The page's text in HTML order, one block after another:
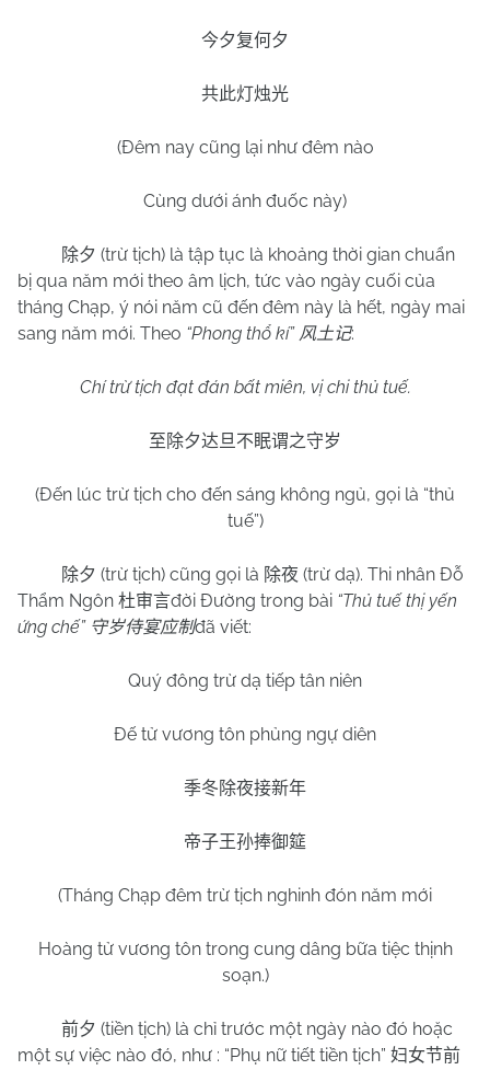
今夕复何夕
共此灯烛光
(Đêm nay cũng lại như đêm nào
Cùng dưới ánh đuốc này)
除夕 (trừ tịch) là tập tục là khoảng thời gian chuẩn
bị qua năm mới theo âm lịch, tức vào ngày cuối của
tháng Chạp, ý nói năm cũ đến đêm này là hết, ngày mai
sang năm mới. Theo “Phong thổ kí” 风土记:
Chí trừ tịch đạt đán bất miên, vị chi thủ tuế.
至除夕达旦不眠谓之守岁
(Đến lúc trừ tịch cho đến sáng không ngủ, gọi là “thủ
tuế”)
除夕 (trừ tịch) cũng gọi là 除夜 (trừ dạ). Thi nhân Đỗ
Thẩm Ngôn 杜审言đời Đường trong bài “Thủ tuế thị yến
ứng chế” 守岁侍宴应制đã viết:
Quý đông trừ dạ tiếp tân niên
Đế tử vương tôn phủng ngự diên
季冬除夜接新年
帝子王孙捧御筵
(Tháng Chạp đêm trừ tịch nghinh đón năm mới
Hoàng tử vương tôn trong cung dâng bữa tiệc thịnh
soạn.)
前夕 (tiền tịch) là chỉ trước một ngày nào đó hoặc
một sự việc nào đó, như : “Phụ nữ tiết tiền tịch” 妇女节前